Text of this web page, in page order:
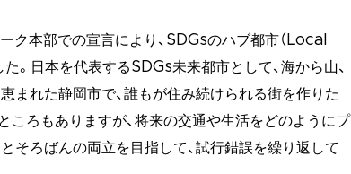
ク本部での宣言により、SDGsのハブ都市（Local
。日本を代表するSDGs未来都市として、海から山、
まれた静岡市で、誰もが住み続けられる街を作りた
ころもありますが、将来の交通や生活をどのようにプ
そろばんの両立を目指して、試行錯誤を繰り返して